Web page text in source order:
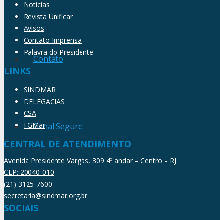
Contato
Canal Seguro
Notícias
Revista Unificar
Avisos
Contato Imprensa
Palavra do Presidente
LINKS
SINDMAR
DELEGACIAS
CSA
FGMar
CENTRAL DE ATENDIMENTO
Avenida Presidente Vargas, 309 4º andar – Centro – RJ
CEP: 20040-010
(21) 3125-7600
secretaria@sindmar.org.br
SOCIAIS